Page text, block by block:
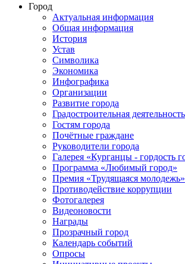
Город
Актуальная информация
Общая информация
История
Устав
Символика
Экономика
Инфографика
Организации
Развитие города
Градостроительная деятельность
Гостям города
Почётные граждане
Руководители города
Галерея «Курганцы - гордость
Программа «Любимый город»
Премия «Трудящаяся молодежь»
Противодействие коррупции
Фотогалерея
Видеоновости
Награды
Прозрачный город
Календарь событий
Опросы